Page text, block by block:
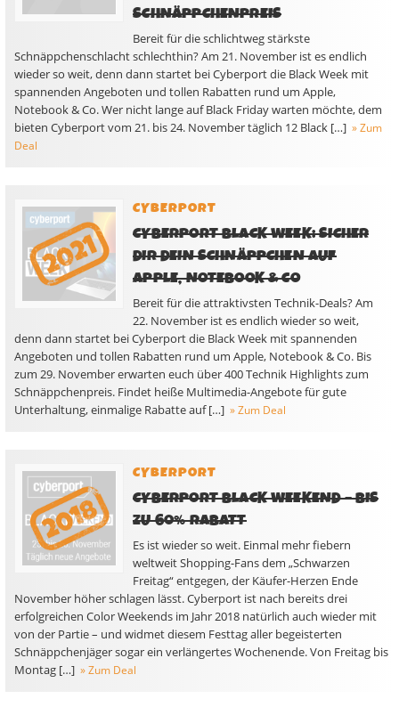
CHNÄPPCHENPREIS
Bereit für die schlichtweg stärkste
Schnäppchenschlacht schlechthin? Am 21. November ist es endlich
wieder so weit, denn dann startet bei Cyberport die Black Week mit
spannenden Angeboten und tollen Rabatten rund um Apple,
Notebook & Co. Wer nicht lange auf Black Friday warten möchte, dem
bieten Cyberport vom 21. bis 24. November täglich 12 Black […] » Zum
Deal
CYBERPORT
CYBERPORT BLACK WEEK: SICHER
DIR DEIN SCHNÄPPCHEN AUF
APPLE, NOTEBOOK & CO
Bereit für die attraktivsten Technik-Deals? Am
22. November ist es endlich wieder so weit,
denn dann startet bei Cyberport die Black Week mit spannenden
Angeboten und tollen Rabatten rund um Apple, Notebook & Co. Bis
zum 29. November erwarten euch über 400 Technik Highlights zum
Schnäppchenpreis. Findet heiße Multimedia-Angebote für gute
Unterhaltung, einmalige Rabatte auf […] » Zum Deal
CYBERPORT
CYBERPORT BLACK WEEKEND – BIS
ZU 60% RABATT
Es ist wieder so weit. Einmal mehr fiebern
weltweit Shopping-Fans dem „Schwarzen
Freitag“ entgegen, der Käufer-Herzen Ende
November höher schlagen lässt. Cyberport ist nach bereits drei
erfolgreichen Color Weekends im Jahr 2018 natürlich auch wieder mit
von der Partie – und widmet diesem Festtag aller begeisterten
Schnäppchenjäger sogar ein verlängertes Wochenende. Von Freitag bis
Montag […] » Zum Deal